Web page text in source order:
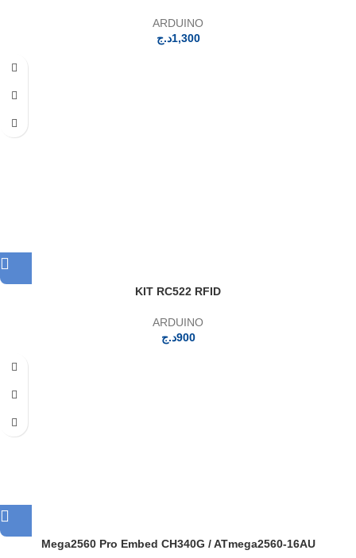
ARDUINO
1,300د.ج
KIT RC522 RFID
ARDUINO
900د.ج
Mega2560 Pro Embed CH340G / ATmega2560‑16AU